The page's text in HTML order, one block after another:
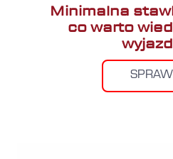
Minimalna
co warto